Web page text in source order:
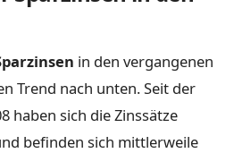
in den vergangenen
Trend nach unten. Seit der
haben sich die Zinssätze
befinden sich mittlerweile